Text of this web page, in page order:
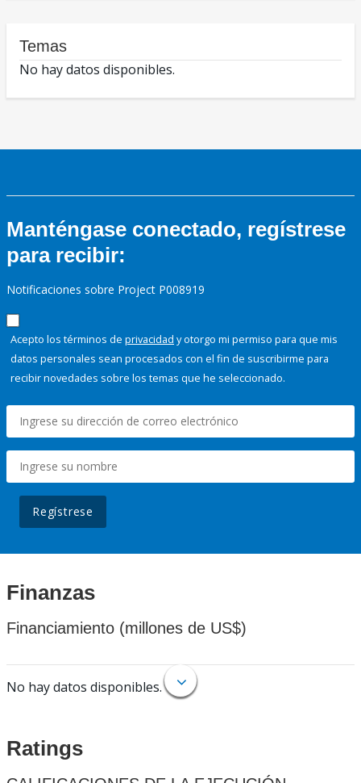
Temas
No hay datos disponibles.
Manténgase conectado, regístrese
para recibir:
Notificaciones sobre Project P008919
Acepto los términos de privacidad y otorgo mi permiso para que mis
datos personales sean procesados con el fin de suscribirme para
recibir novedades sobre los temas que he seleccionado.
Regístrese
Finanzas
Financiamiento (millones de US$)
No hay datos disponibles.
Ratings